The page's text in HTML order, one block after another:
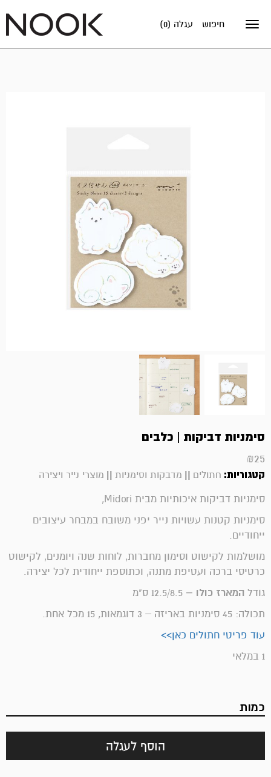
Toggle
עגלה (0) חיפוש
סימניות דביקות | כלבים
₪25
קטגוריות: חתולים || מדבקות וסימניות || מוצרי נייר ויצירה
סימניות דביקות איכותיות מבית Midori,
סימניות קטנות עשויות נייר יפני משובח במבחר עיצובים
ייחודיים.
מושלמות לקישוט וסימון מחברות, לוחות שנה ויומנים, לקישוט
כרטיסי ברכה ועטיפת מתנה, וכתוספת ייחודית לכל יצירה.
גודל המארז כולו –
תכולה: 45 סימניות באריזה – 3 דוגמאות, 15 מכל אחת.
עוד פריטי חתולים כאן>>
1 במלאי
כמות
הוסף לעגלה